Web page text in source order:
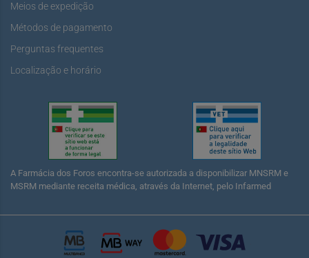
Meios de expedição
Métodos de pagamento
Perguntas frequentes
Localização e horário
A Farmácia dos Foros encontra-se autorizada a disponibilizar MNSRM e
MSRM mediante receita médica, através da Internet, pelo Infarmed